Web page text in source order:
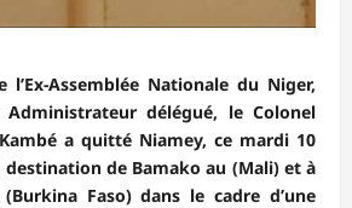
l’Ex-Assemblée Nationale du Niger,
délégué, le Colonel
a quitté Niamey, ce mardi 10
destination de Bamako au (Mali) et à
Faso) dans le cadre d’une